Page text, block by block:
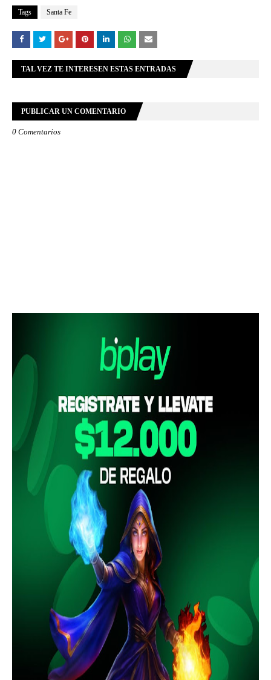
Tags Santa Fe
TAL VEZ TE INTERESEN ESTAS ENTRADAS
PUBLICAR UN COMENTARIO
0 Comentarios